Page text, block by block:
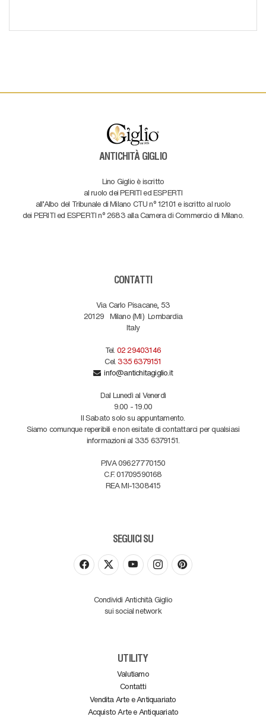
ANTICHITÀ GIGLIO
Lino Giglio è iscritto
al ruolo dei PERITI ed ESPERTI
all'Albo del Tribunale di Milano CTU n° 12101 e iscritto al ruolo
dei PERITI ed ESPERTI n° 2683 alla Camera di Commercio di Milano.
CONTATTI
Via Carlo Pisacane, 53
20129 Milano (MI) Lombardia
Italy
Tel. 02 29403146
Cel. 335 6379151
info@antichitagiglio.it
Dal Lunedì al Venerdì
9.00 - 19.00
Il Sabato solo su appuntamento.
Siamo comunque reperibili e non esitate di contattarci per qualsiasi
informazioni al 335 6379151.
P.IVA 09627770150
C.F. 01709590168
REA MI-1308415
SEGUICI SU
Condividi Antichità Giglio
sui social network
UTILITY
Valutiamo
Contatti
Vendita Arte e Antiquariato
Acquisto Arte e Antiquariato